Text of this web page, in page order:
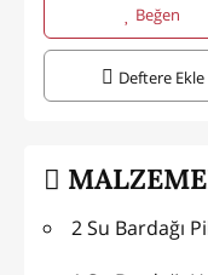
Beğen
Deftere Ekle
2 Su Bardağı